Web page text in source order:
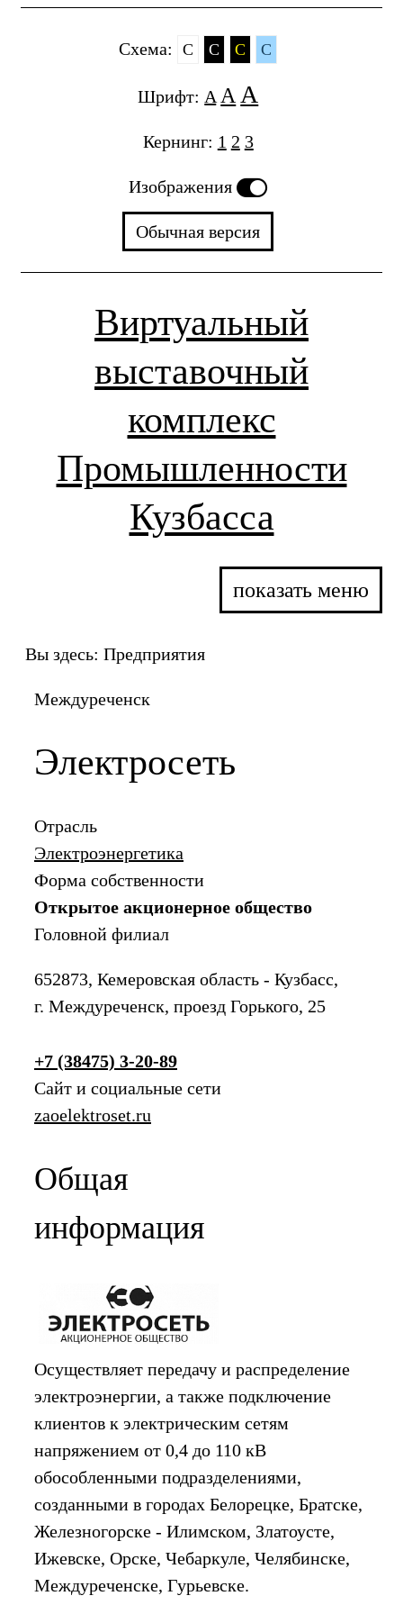
Cхема: C C C C
Шрифт: A A A
Кернинг: 1 2 3
Изображения
Обычная версия
Виртуальный
выставочный
комплекс
Промышленности
Кузбасса
показать меню
Вы здесь: Предприятия
Междуреченск
Электросеть
Отрасль
Электроэнергетика
Форма собственности
Открытое акционерное общество
Головной филиал
652873, Кемеровская область - Кузбасс,
г. Междуреченск, проезд Горького, 25
+7 (38475) 3-20-89
Сайт и социальные сети
zaoelektroset.ru
Общая
информация
Осуществляет передачу и распределение
электроэнергии, а также подключение
клиентов к электрическим сетям
напряжением от 0,4 до 110 кВ
обособленными подразделениями,
созданными в городах Белорецке, Братске,
Железногорске - Илимском, Златоусте,
Ижевске, Орске, Чебаркуле, Челябинске,
Междуреченске, Гурьевске.